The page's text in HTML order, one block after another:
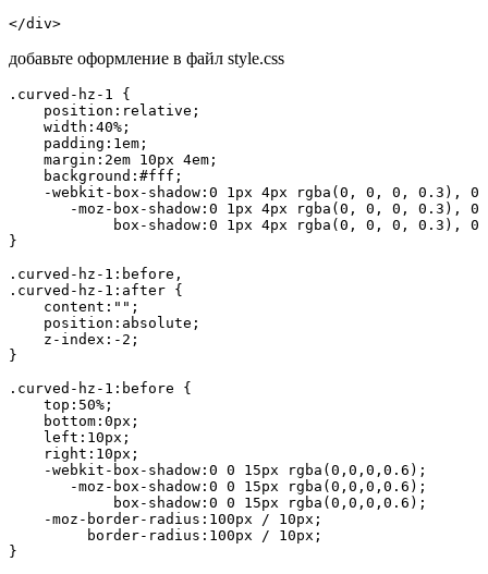
добавьте оформление в файл style.css
.curved-hz-1 {
    position:relative;
    width:40%;
    padding:1em;
    margin:2em 10px 4em;
    background:#fff;
-webkit-box-shadow:0 1px 4px rgba(0, 0, 0, 0.3),
-moz-box-shadow:0 1px 4px rgba(0, 0, 0, 0.3),
box-shadow:0 1px 4px rgba(0, 0, 0, 0.3),
}
.curved-hz-1:before,
.curved-hz-1:after {
    content:"";
    position:absolute;
    z-index:-2;
}
.curved-hz-1:before {
    top:50%;
    bottom:0px;
    left:10px;
    right:10px;
    -webkit-box-shadow:0 0 15px rgba(0,0,0,0.6);
       -moz-box-shadow:0 0 15px rgba(0,0,0,0.6);
            box-shadow:0 0 15px rgba(0,0,0,0.6);
    -moz-border-radius:100px / 10px;
         border-radius:100px / 10px;
}